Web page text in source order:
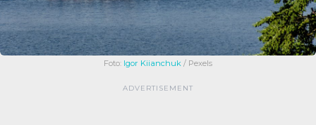
Foto: Igor Kiianchuk / Pexels